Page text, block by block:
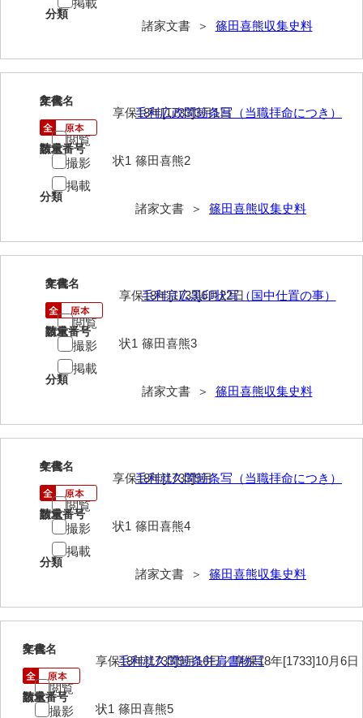
伊藤家文書（宇部市）
井上家文書（宇部市）
井上家文書（防府市）
井上家文書（徳山市）
井上勉家文書（大和町）
井原家文書
今川家文書
入江九一文書
岩崎家文書（秋芳町）
岩見博幸収集史料
上田家文書（防府市）
上田家文書（横浜市）
上野竹逸文書
宇多田家文書
内田家文書（豊中市）
分類
諸家文書 ＞ 篠田喜熊収集史料
2
文書名
毛利広政問箇条写（当職拝命につき）
請求番号
篠田喜熊2
分類
諸家文書 ＞ 篠田喜熊収集史料
年代
享保18年[1733]3月1日
数量
状1
閲覧
撮影
掲載
3
文書名
毛利宗広黒印状写（国中仕置の事）
請求番号
篠田喜熊3
分類
諸家文書 ＞ 篠田喜熊収集史料
年代
享保18年[1733]6月22日
数量
状1
閲覧
撮影
掲載
4
文書名
毛利就久問箇条写（当職拝命につき）
請求番号
篠田喜熊4
分類
諸家文書 ＞ 篠田喜熊収集史料
年代
享保18年[1733]9月
数量
状1
閲覧
撮影
掲載
5
文書名
毛利就久問箇条并肩書物写
請求番号
篠田喜熊5
年代
享保18年[1733]9月16日／享保18年[1733]10月6日
数量
状1
閲覧
撮影